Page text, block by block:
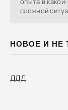
НОВОЕ И НЕ
ДДД
сложной